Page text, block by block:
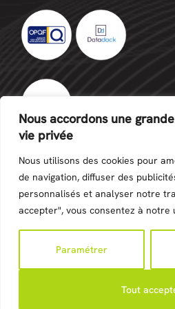
Nous accordons une
vie privée
Nous utilisons des cookies pour
de navigation, diffuser des
personnalisés et analyser notre
accepter", vous consentez à notre
Paramétrer
Tout
©Copyright 2024 - Création